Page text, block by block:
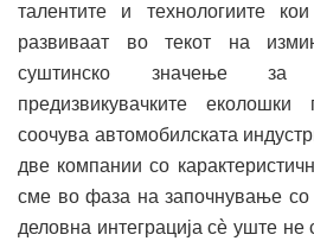
талентите и технологиите кои
развиваат во текот на
суштинско значење за
предизвикувачките
соочува автомобилската
две компании со
сме во фаза на започнување со
деловна интеграција сè уште